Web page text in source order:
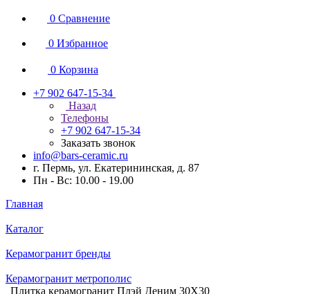
0 Сравнение
0 Избранное
0 Корзина
+7 902 647-15-34
Назад
Телефоны
+7 902 647-15-34
Заказать звонок
info@bars-ceramic.ru
г. Пермь, ул. Екатерининская, д. 87
Пн - Вс: 10.00 - 19.00
Главная
Каталог
Керамогранит бренды
Керамогранит метрополис
Плитка керамогранит Плэй Деним 30X30